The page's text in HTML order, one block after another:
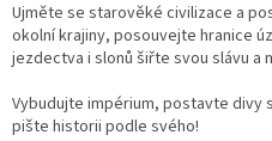
Ujměte se starověké civilizace a
okolní krajiny, posouvejte hranice
jezdectva i slonů šiřte svou slávu a
Vybudujte impérium, postavte
pište historii podle svého!